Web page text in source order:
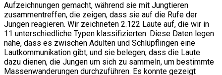
Aufzeichnungen gemacht, während sie mit Jungtieren
zusammentreffen, die zeigen, dass sie auf die Rufe der
Jungen reagieren. Wir zeichneten 2.122 Laute auf, die wir in
11 unterschiedliche Typen klassifizierten. Diese Daten legen
nahe, dass es zwischen Adulten und Schlüpflingen eine
Lautkommunikation gibt, und sie belegen, dass die Laute
dazu dienen, die Jungen um sich zu sammeln, um bestimmte
Massenwanderungen durchzuführen. Es konnte gezeigt